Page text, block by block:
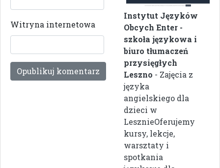
Witryna internetowa
Instytut Języków
Obcych Enter -
szkoła językowa i
biuro tłumaczeń
przysięgłych
Leszno - Zajęcia z
języka
angielskiego dla
dzieci w
LesznieOferujemy
kursy, lekcje,
warsztaty i
spotkania